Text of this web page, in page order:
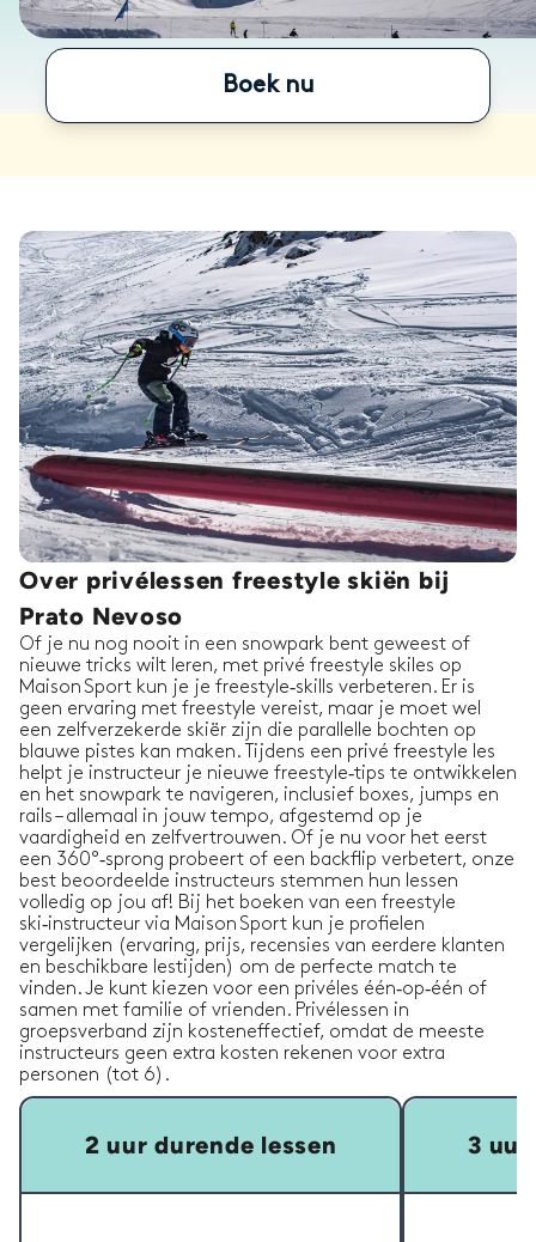
Boek nu
Over privélessen freestyle skiën bij
Prato Nevoso
Of je nu nog nooit in een snowpark bent geweest of
nieuwe tricks wilt leren, met privé freestyle skiles op
Maison Sport kun je je freestyle‑skills verbeteren. Er is
geen ervaring met freestyle vereist, maar je moet wel
een zelfverzekerde skiër zijn die parallelle bochten op
blauwe pistes kan maken. Tijdens een privé freestyle les
helpt je instructeur je nieuwe freestyle‑tips te ontwikkelen
en het snowpark te navigeren, inclusief boxes, jumps en
rails – allemaal in jouw tempo, afgestemd op je
vaardigheid en zelfvertrouwen. Of je nu voor het eerst
een 360°‑sprong probeert of een backflip verbetert, onze
best beoordeelde instructeurs stemmen hun lessen
volledig op jou af! Bij het boeken van een freestyle
ski‑instructeur via Maison Sport kun je profielen
vergelijken (ervaring, prijs, recensies van eerdere klanten
en beschikbare lestijden) om de perfecte match te
vinden. Je kunt kiezen voor een privéles één‑op‑één of
samen met familie of vrienden. Privélessen in
groepsverband zijn kosteneffectief, omdat de meeste
instructeurs geen extra kosten rekenen voor extra
personen (tot 6).
2 uur durende lessen 3 uur